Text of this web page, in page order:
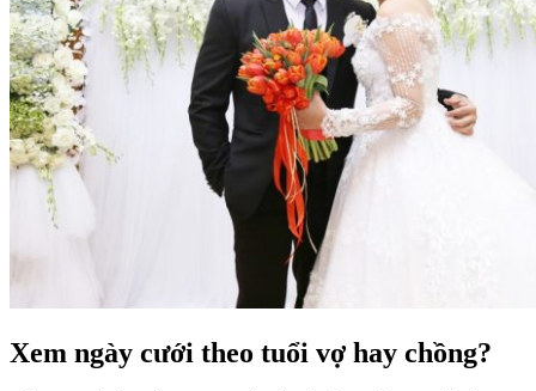
Xem ngày cưới theo tuổi vợ hay chồng?